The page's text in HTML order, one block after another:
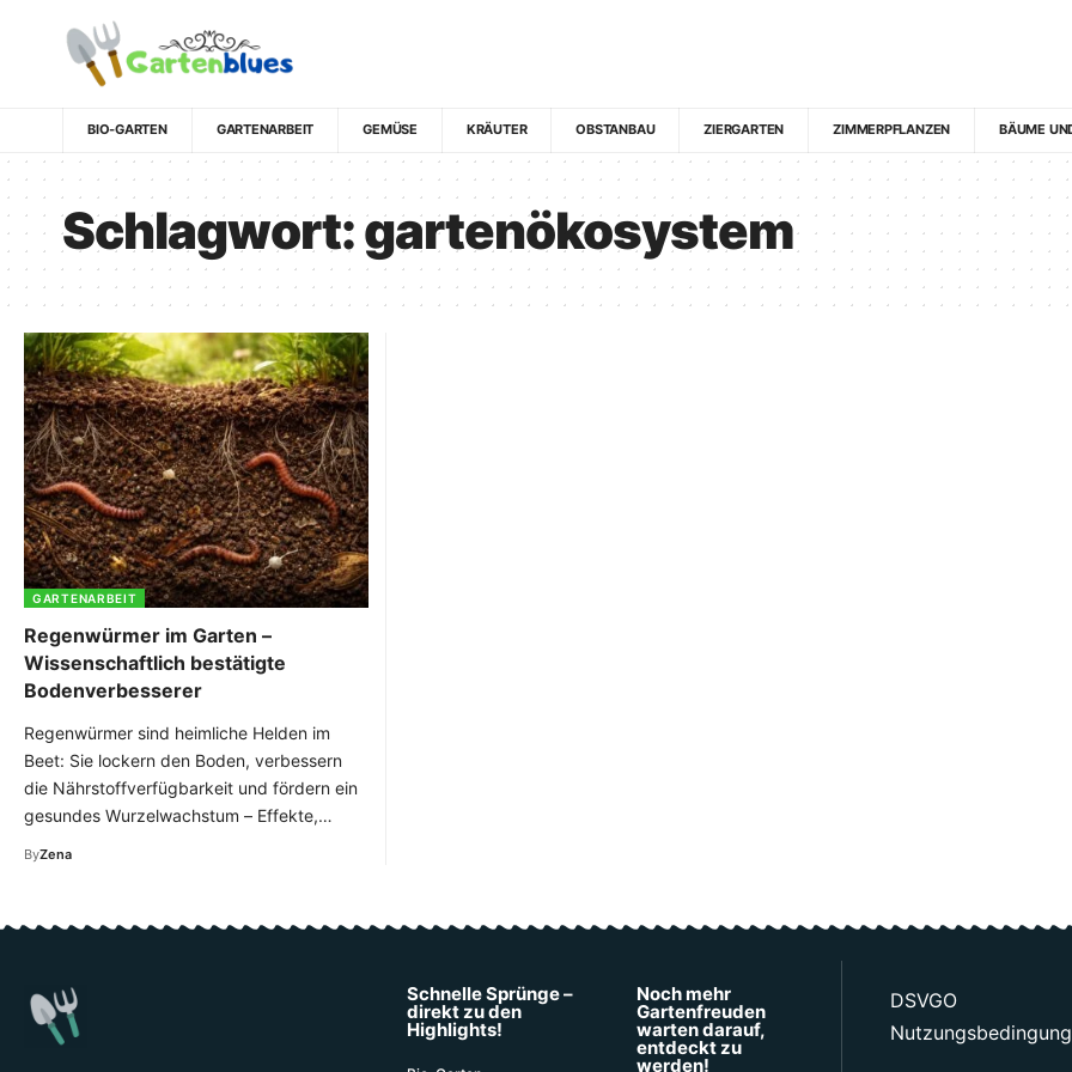
BIO-GARTEN GARTENARBEIT GEMÜSE KRÄUTER OBSTANBAU ZIERGARTEN ZIMMERPFLANZEN BÄUME
Schlagwort:gartenökosystem
GARTENARBEIT
Regenwürmer im Garten –
Wissenschaftlich bestätigte
Bodenverbesserer
Regenwürmer sind heimliche Helden im
Beet: Sie lockern den Boden, verbessern
die Nährstoffverfügbarkeit und fördern ein
gesundes Wurzelwachstum – Effekte,…
ByZena
Schnelle Sprünge –
direkt zu den
Highlights!
Noch mehr
Gartenfreuden
warten darauf,
entdeckt zu
werden!
DSVGO